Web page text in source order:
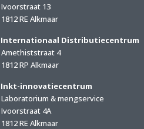
Ivoorstraat 13
1812 RE Alkmaar
Internationaal Distributiecentrum
Amethiststraat 4
1812 RP Alkmaar
Inkt-innovatiecentrum
Laboratorium & mengservice
Ivoorstraat 4A
1812 RE Alkmaar